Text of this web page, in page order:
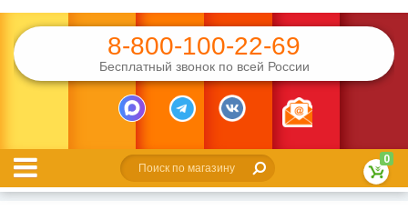
8-800-100-22-69
Бесплатный звонок по всей России
0